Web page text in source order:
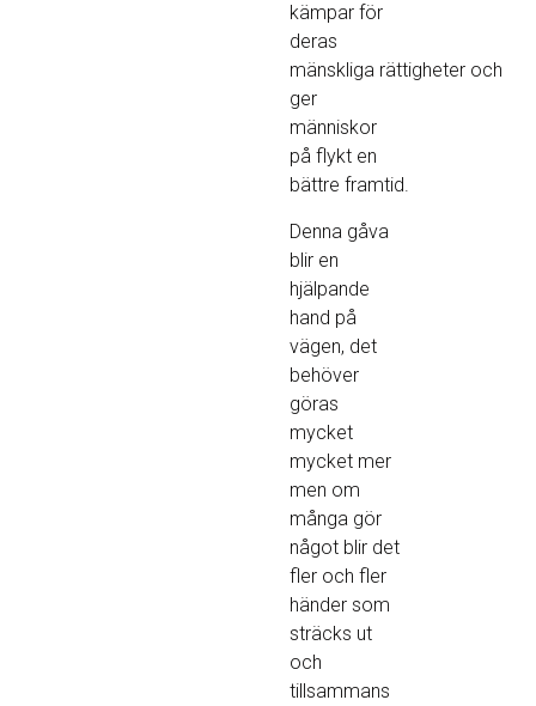
kämpar för
deras
mänskliga rättigheter och
ger
människor
på flykt en
bättre framtid.
Denna gåva
blir en
hjälpande
hand på
vägen, det
behöver
göras
mycket
mycket mer
men om
många gör
något blir det
fler och fler
händer som
sträcks ut
och
tillsammans